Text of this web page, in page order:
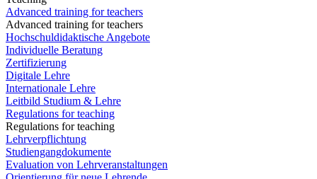
Advanced training for teachers
Advanced training for teachers
Hochschuldidaktische Angebote
Individuelle Beratung
Zertifizierung
Digitale Lehre
Internationale Lehre
Leitbild Studium & Lehre
Regulations for teaching
Regulations for teaching
Lehrverpflichtung
Studiengangdokumente
Evaluation von Lehrveranstaltungen